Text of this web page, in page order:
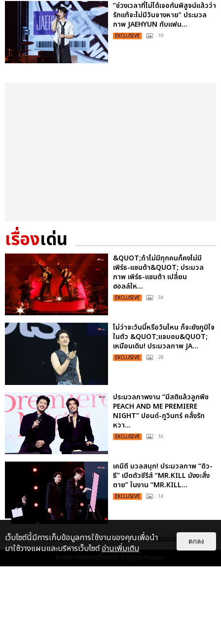
“ช่วงเวลาที่ไม่ได้เจอกันพิสูจน์แล้วว่า
รักแท้จะไม่มีวันจางหาย” ประมวล
ภาพ JAEHYUN กับแฟน...
EXCLUSIVE : 10
เรื่องเด่น
&QUOT;ถ้าไม่มีทุกคนก็คงไม่มี
เพิร์ธ-แซนต้า&QUOT; ประมวล
ภาพ เพิร์ธ-แซนต้า เปลี่ยน
ฮอลล์ให...
EXCLUSIVE : 34
ไม่ว่าจะวันนี้หรือวันไหน ก็จะยังภูมิใจ
ในตัว &QUOT;แจบอม&QUOT;
เหมือนเดิม! ประมวลภาพ JA...
EXCLUSIVE : 28
ประมวลภาพงาน “มีสติแล้วลูกพีช
PEACH AND ME PREMIERE
NIGHT” ปอนด์-ภูวินทร์ คลั่งรัก
หวา...
EXCLUSIVE : 16
เคมีดี มวลสนุก! ประมวลภาพ “ดิว-
ธี” เปิดตัวซีรีส์ “MR.KILL มังงะสั่ง
ตาย” ในงาน “MR.KILL...
EXCLUSIVE : 14
ประมวลภาพค่ำคืนแห่งความทรงจำ
ของ ITZY และมิดจีไทย ในวันที่
หัวใจส่องสว่างไปพร้อมกัน
EXCLUSIVE : 11
เกี่ยวกับเรา ติดต่อลงโฆษณา ติดต่อเรา
© 2026 THAITICKETMAJOR All Rights Reserved.
เว็บไซต์นี้มีการเก็บข้อมูลการใช้งานของคุณเพื่อนำ
มาใช้วางแผนและบริหารเว็บไซต์อ่านเพิ่มเติม
ตกลง